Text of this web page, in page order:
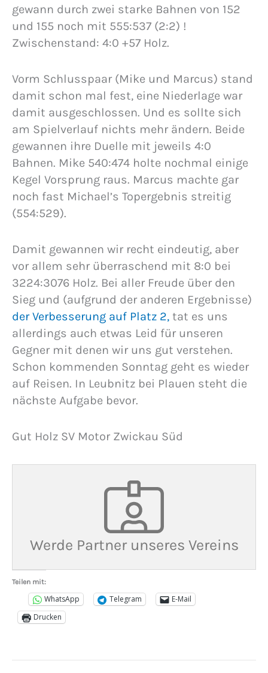
gewann durch zwei starke Bahnen von 152
und 155 noch mit 555:537 (2:2) !
Zwischenstand: 4:0 +57 Holz.
Vorm Schlusspaar (Mike und Marcus) stand
damit schon mal fest, eine Niederlage war
damit ausgeschlossen. Und es sollte sich
am Spielverlauf nichts mehr ändern. Beide
gewannen ihre Duelle mit jeweils 4:0
Bahnen. Mike 540:474 holte nochmal einige
Kegel Vorsprung raus. Marcus machte gar
noch fast Michael’s Topergebnis streitig
(554:529).
Damit gewannen wir recht eindeutig, aber
vor allem sehr überraschend mit 8:0 bei
3224:3076 Holz. Bei aller Freude über den
Sieg und (aufgrund der anderen Ergebnisse)
der Verbesserung auf Platz 2, tat es uns
allerdings auch etwas Leid für unseren
Gegner mit denen wir uns gut verstehen.
Schon kommenden Sonntag geht es wieder
auf Reisen. In Leubnitz bei Plauen steht die
nächste Aufgabe bevor.
Gut Holz SV Motor Zwickau Süd
Werde Partner unseres Vereins
Teilen mit:
WhatsApp Telegram
E-Mail
Drucken